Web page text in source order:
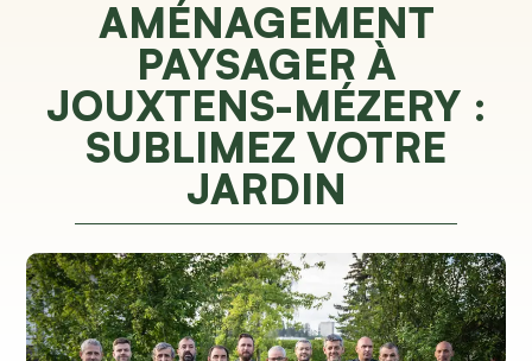
AMÉNAGEMENT
PAYSAGER À
JOUXTENS-MÉZERY :
SUBLIMEZ VOTRE
JARDIN